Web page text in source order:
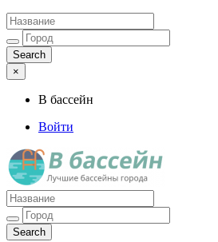
×
В бассейн
Войти
Лучшие бассейны города